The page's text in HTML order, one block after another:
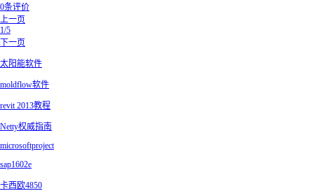
0条评价
上一页
1/5
下一页
太阳能软件
moldflow软件
revit 2013教程
Netty权威指南
microsoftproject
sap1602e
卡西欧4850